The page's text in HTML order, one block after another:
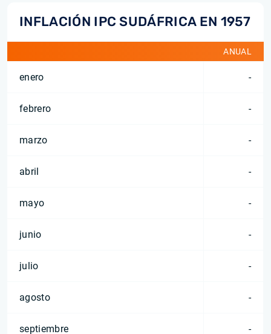
INFLACIÓN IPC SUDÁFRICA EN 1957
ANUAL
enero -
febrero -
marzo -
abril -
mayo -
junio -
julio -
agosto -
septiembre -